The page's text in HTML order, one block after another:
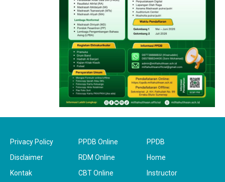
Privacy Policy
Disclaimer
Kontak
PPDB Online
RDM Online
CBT Online
PPDB
Home
Instructor